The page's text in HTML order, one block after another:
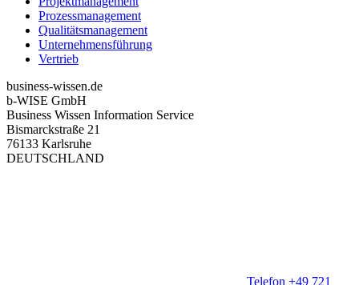
Prozessmanagement
Qualitätsmanagement
Unternehmensführung
Vertrieb
business-wissen.de
b-WISE GmbH
Business Wissen Information Service
Bismarckstraße 21
76133 Karlsruhe
DEUTSCHLAND
Telefon +49 721